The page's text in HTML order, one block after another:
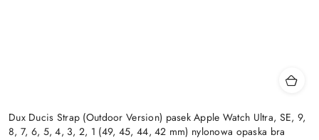
Dux Ducis Strap (Outdoor Version) pasek Apple Watch Ultra, SE, 9,
8, 7, 6, 5, 4, 3, 2, 1 (49, 45, 44, 42 mm) nylonowa opaska bra